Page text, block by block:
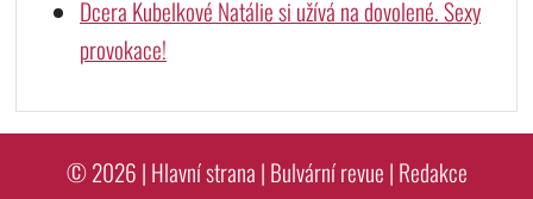
Dcera Kubelkové Natálie si užívá na dovolené. Sexy
provokace!
© 2026 | Hlavní strana | Bulvární revue | Redakce